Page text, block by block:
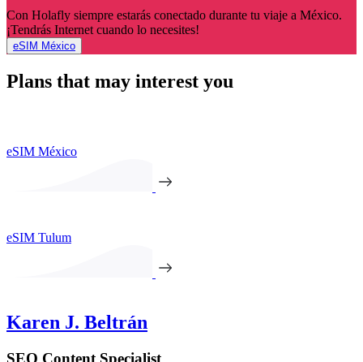
Con Holafly siempre estarás conectado durante tu viaje a México.
¡Tendrás Internet cuando lo necesites!
eSIM México
Plans that may interest you
eSIM México
eSIM Tulum
Karen J. Beltrán
SEO Content Specialist